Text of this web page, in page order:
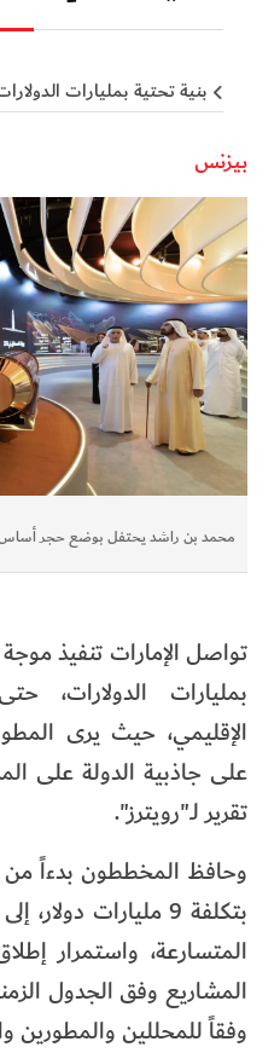
بنية تحتية بمليارات
بيزنس
محمد بن راشد يحتفل بوضع حجر أساس الخط
تواصل الإمارات تنفيذ
بمليارات الدولارات،
الإقليمي، حيث يرى
على جاذبية الدولة على
تقرير لـ"رويترز".
وحافظ المخططون بدءاً من
بتكلفة 9 مليارات
المتسارعة، واستمرار
المشاريع وفق الجدول
وفقاً للمحللين والمطورين